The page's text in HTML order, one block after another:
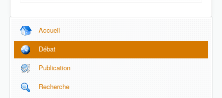
Accueil
Débat
Publication
Recherche